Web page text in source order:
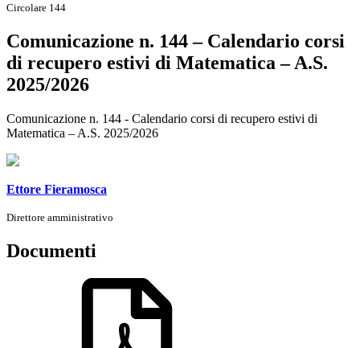
Circolare 144
Comunicazione n. 144 – Calendario corsi
di recupero estivi di Matematica – A.S.
2025/2026
Comunicazione n. 144 - Calendario corsi di recupero estivi di
Matematica – A.S. 2025/2026
Ettore Fieramosca
Direttore amministrativo
Documenti